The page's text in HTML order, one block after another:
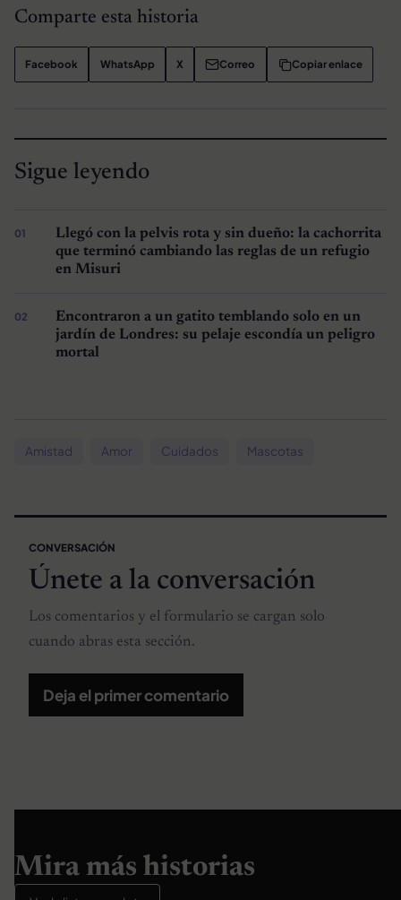
Comparte esta historia
Facebook WhatsApp X Correo Copiar enlace
Sigue leyendo
Llegó con la pelvis rota y sin dueño: la cachorrita
que terminó cambiando las reglas de un refugio
en Misuri
Encontraron a un gatito temblando solo en un
jardín de Londres: su pelaje escondía un peligro
mortal
Amistad Amor Cuidados Mascotas
CONVERSACIÓN
Únete a la conversación
Los comentarios y el formulario se cargan solo
cuando abras esta sección.
Deja el primer comentario
Mira más historias